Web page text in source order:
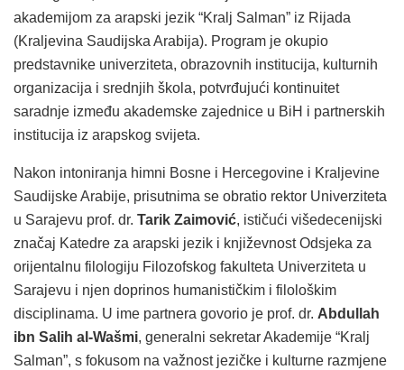
akademijom za arapski jezik “Kralj Salman” iz Rijada
(Kraljevina Saudijska Arabija). Program je okupio
predstavnike univerziteta, obrazovnih institucija, kulturnih
organizacija i srednjih škola, potvrđujući kontinuitet
saradnje između akademske zajednice u BiH i partnerskih
institucija iz arapskog svijeta.
Nakon intoniranja himni Bosne i Hercegovine i Kraljevine
Saudijske Arabije, prisutnima se obratio rektor Univerziteta
u Sarajevu prof. dr. Tarik Zaimović, ističući višedecenijski
značaj Katedre za arapski jezik i književnost Odsjeka za
orijentalnu filologiju Filozofskog fakulteta Univerziteta u
Sarajevu i njen doprinos humanističkim i filološkim
disciplinama. U ime partnera govorio je prof. dr. Abdullah
ibn Salih al-Wašmi, generalni sekretar Akademije “Kralj
Salman”, s fokusom na važnost jezičke i kulturne razmjene